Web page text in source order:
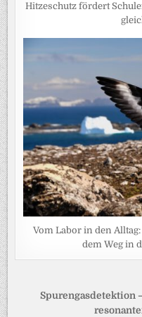
Hitzeschutz fördert
Vom Labor in den
dem Weg in
Spurengasdetektion